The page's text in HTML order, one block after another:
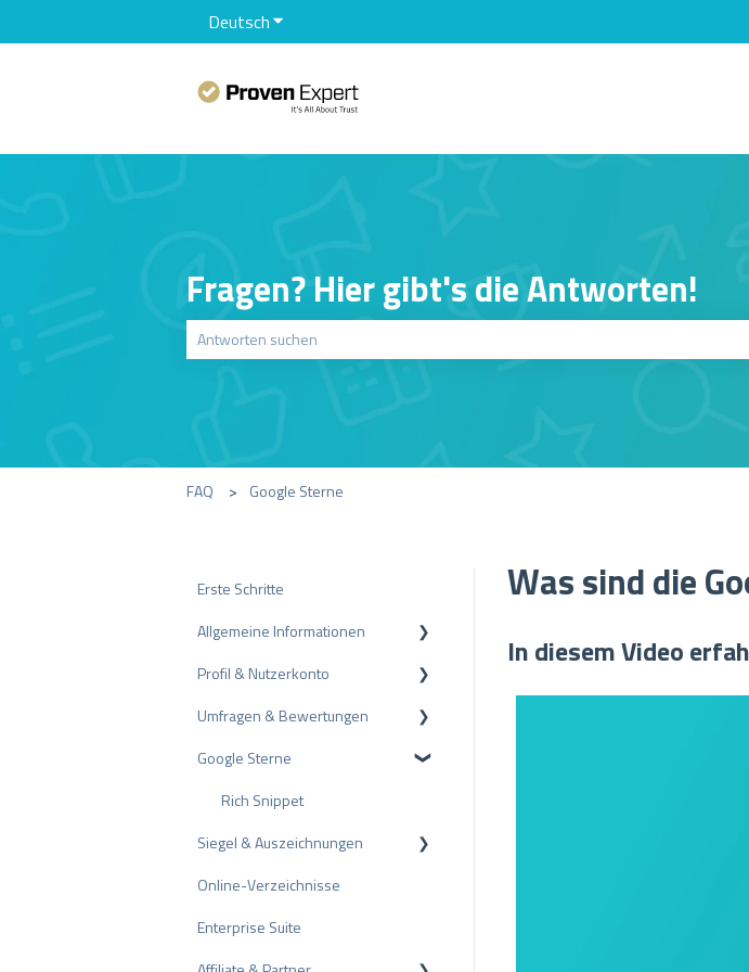
DeutschUntermenü für Übersetzungen anzeigen
Fragen? Hier gibt's die Antworten!
FAQ Google Sterne
Was sind die
In diesem Video
Erste Schritte
Allgemeine Informationen
Datenschutz
Pakete und Preise
API
ProvenEmployer
Profil & Nutzerkonto
Profil-Einstellungen
Nutzerkonto
Rechnungsstellung
Umfragen & Bewertungen
Bewertungen
Umfragen
Andere Bewertungsquellen
Bewertungen teilen
Negative Bewertungen
Google Sterne
Rich Snippet
Siegel & Auszeichnungen
PRO Seal
Bewertungssiegel
Online-Verzeichnisse
Enterprise Suite